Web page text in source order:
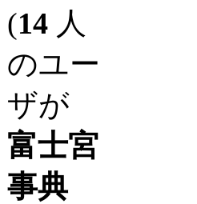
(14 人
のユー
ザが
富士宮
事典